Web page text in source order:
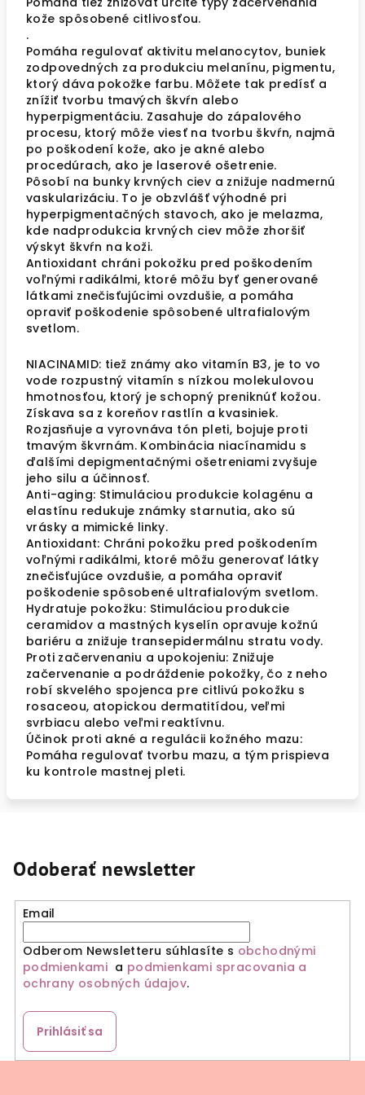
kože spôsobené citlivosťou.
.
Pomáha regulovať aktivitu melanocytov, buniek
zodpovedných za produkciu melanínu, pigmentu,
ktorý dáva pokožke farbu. Môžete tak predísť a
znížiť tvorbu tmavých škvŕn alebo
hyperpigmentáciu. Zasahuje do zápalového
procesu, ktorý môže viesť na tvorbu škvŕn, najmä
po poškodení kože, ako je akné alebo
procedúrach, ako je laserové ošetrenie.
Pôsobí na bunky krvných ciev a znižuje nadmernú
vaskularizáciu. To je obzvlášť výhodné pri
hyperpigmentačných stavoch, ako je melazma,
kde nadprodukcia krvných ciev môže zhoršiť
výskyt škvŕn na koži.
Antioxidant chráni pokožku pred poškodením
voľnými radikálmi, ktoré môžu byť generované
látkami znečisťujúcimi ovzdušie, a pomáha
opraviť poškodenie spôsobené ultrafialovým
svetlom.
NIACINAMID: tiež známy ako vitamín B3, je to vo
vode rozpustný vitamín s nízkou molekulovou
hmotnosťou, ktorý je schopný preniknúť kožou.
Získava sa z koreňov rastlín a kvasiniek.
Rozjasňuje a vyrovnáva tón pleti, bojuje proti
tmavým škvrnám. Kombinácia niacínamidu s
ďalšími depigmentačnými ošetreniami zvyšuje
jeho silu a účinnosť.
Anti-aging: Stimuláciou produkcie kolagénu a
elastínu redukuje známky starnutia, ako sú
vrásky a mimické linky.
Antioxidant: Chráni pokožku pred poškodením
voľnými radikálmi, ktoré môžu generovať látky
znečisťujúce ovzdušie, a pomáha opraviť
poškodenie spôsobené ultrafialovým svetlom.
Hydratuje pokožku: Stimuláciou produkcie
ceramidov a mastných kyselín opravuje kožnú
bariéru a znižuje transepidermálnu stratu vody.
Proti začervenaniu a upokojeniu: Znižuje
začervenanie a podráždenie pokožky, čo z neho
robí skvelého spojenca pre citlivú pokožku s
rosaceou, atopickou dermatitídou, veľmi
svrbiacu alebo veľmi reaktívnu.
Účinok proti akné a regulácii kožného mazu:
Pomáha regulovať tvorbu mazu, a tým prispieva
ku kontrole mastnej pleti.
Odoberať newsletter
Email
Odberom Newsletteru súhlasíte s obchodnými
podmienkami a podmienkami spracovania a
ochrany osobných údajov.
Prihlásiť sa